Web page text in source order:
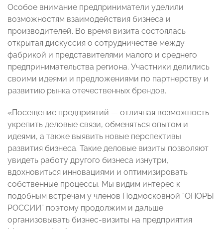
Особое внимание предприниматели уделили
возможностям взаимодействия бизнеса и
производителей. Во время визита состоялась
открытая дискуссия о сотрудничестве между
фабрикой и представителями малого и среднего
предпринимательства региона. Участники делились
своими идеями и предложениями по партнерству и
развитию рынка отечественных брендов.
«Посещение предприятий — отличная возможность
укрепить деловые связи, обменяться опытом и
идеями, а также выявить новые перспективы
развития бизнеса. Такие деловые визиты позволяют
увидеть работу другого бизнеса изнутри,
вдохновиться инновациями и оптимизировать
собственные процессы. Мы видим интерес к
подобным встречам у членов Подмосковной “ОПОРЫ
РОССИИ” поэтому продолжим и дальше
организовывать бизнес-визиты на предприятия